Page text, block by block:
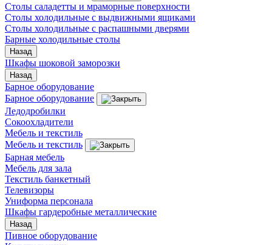
Столы саладетты и мраморные поверхности
Столы холодильные с выдвижными ящиками
Столы холодильные с распашными дверями
Барные холодильные столы
Назад
Шкафы шоковой заморозки
Назад
Барное оборудование
Барное оборудование
Ледодробилки
Сокоохладители
Мебель и текстиль
Мебель и текстиль
Барная мебель
Мебель для зала
Текстиль банкетный
Телевизоры
Униформа персонала
Шкафы гардеробные металлические
Назад
Пивное оборудование